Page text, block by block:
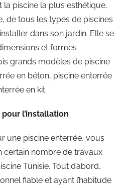
la piscine la plus esthétique,
de tous les types de piscines
dans son jardin. Elle se
et formes
grands modèles de piscine
en béton, piscine enterrée
en kit.
l’installation
une piscine enterrée, vous
certain nombre de travaux
Tunisie. Tout d’abord,
fiable et ayant l’habitude